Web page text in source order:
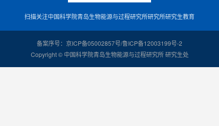
扫描关注中国科学院青岛生物能源与过程研究所研究所研究生教育
备案序号：京ICP备05002857号/鲁ICP备12003199号-2
Copyright © 中国科学院青岛生物能源与过程研究所 研究生处